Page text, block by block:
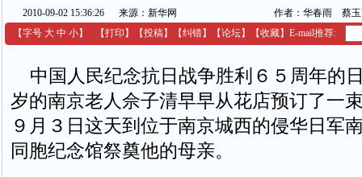
2010-09-02 15:36:26 来源：新华网
作者：华春雨 蔡
【字号 大 中 小】 【打印 】 【投稿】 【纠错】 【论坛】 【收藏】 E-mail推荐:
中国人民纪念抗日战争胜利６５周年的
岁的南京老人佘子清早早从花店预订了一
９月３日这天到位于南京城西的侵华日军
同胞纪念馆祭奠他的母亲。